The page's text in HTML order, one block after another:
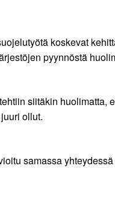
koskevat
pyynnöstä
siitäkin
ollut.
samassa